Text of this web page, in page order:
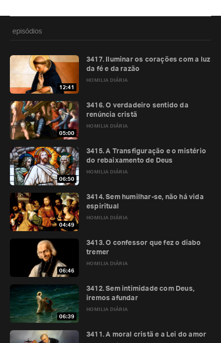
episódios
12:41
HOMILIA DIÁRIA
3417. Iluminar os corações com a luz
da fé e da razão
05:00
HOMILIA DIÁRIA
3416. O verdadeiro sentido da
renúncia cristã
06:50
HOMILIA DIÁRIA
3415. A Transfiguração e o mistério
do rebaixamento de Deus
04:49
HOMILIA DIÁRIA
3414. Sem humilhar-se, não há vida
espiritual
06:46
HOMILIA DIÁRIA
3413. O confessor que fez o diabo
tremer
06:39
HOMILIA DIÁRIA
3412. Sem intimidade com Deus,
iremos afundar
3411. A moral cristã e a Lei do amor